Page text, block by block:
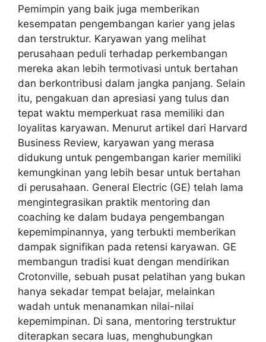
Pemimpin yang baik juga memberikan
kesempatan pengembangan karier yang jelas
dan terstruktur. Karyawan yang melihat
perusahaan peduli terhadap perkembangan
mereka akan lebih termotivasi untuk bertahan
dan berkontribusi dalam jangka panjang. Selain
itu, pengakuan dan apresiasi yang tulus dan
tepat waktu memperkuat rasa memiliki dan
loyalitas karyawan. Menurut artikel dari Harvard
Business Review, karyawan yang merasa
didukung untuk pengembangan karier memiliki
kemungkinan yang lebih besar untuk bertahan
di perusahaan. General Electric (GE) telah lama
mengintegrasikan praktik mentoring dan
coaching ke dalam budaya pengembangan
kepemimpinannya, yang terbukti memberikan
dampak signifikan pada retensi karyawan. GE
membangun tradisi kuat dengan mendirikan
Crotonville, sebuah pusat pelatihan yang bukan
hanya sekadar tempat belajar, melainkan
wadah untuk menanamkan nilai-nilai
kepemimpinan. Di sana, mentoring terstruktur
diterapkan secara luas, menghubungkan